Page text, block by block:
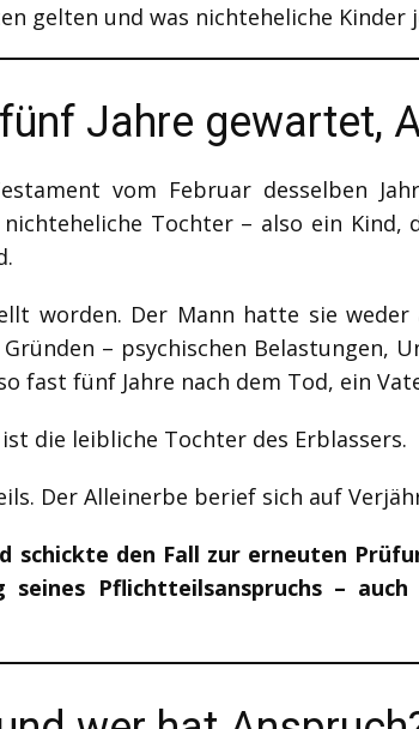
gelten und was nichteheliche Kinder
Jahre gewartet,
vom Februar desselben
Tochter – also ein Kind,
worden. Der Mann hatte sie
– psychischen Belastungen,
fast fünf Jahre nach dem Tod, ein
die leibliche Tochter des Erblassers.
Der Alleinerbe berief sich auf
schickte den Fall zur erneuten
Pflichtteilsanspruchs –